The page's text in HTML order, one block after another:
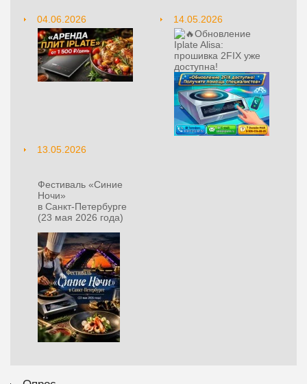
04.06.2026
14.05.2026
Обновление
Iplate Alisa:
прошивка 2FIX уже
доступна!
13.05.2026
Фестиваль «Синие
Ночи»
в Санкт‑Петербурге
(23 мая 2026 года)